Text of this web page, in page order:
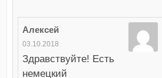
Алексей
03.10.2018
Здравствуйте! Есть
немецкий